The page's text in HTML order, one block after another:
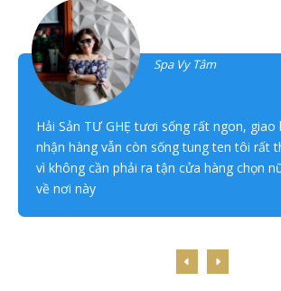
Spa Vy Tâm
Hải Sản TƯ GHẸ tươi sống rất ngon, giao
nhận hàng vẫn còn sống tung ten tôi rất
vì không cần phải ra tận cửa hàng chọn
về nơi này